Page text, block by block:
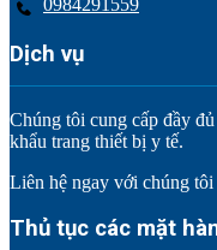
0984291559
Dịch vụ
Chúng tôi cung cấp đầy
khẩu trang thiết bị y tế.
Liên hệ ngay với chúng
Thủ tục các mặt